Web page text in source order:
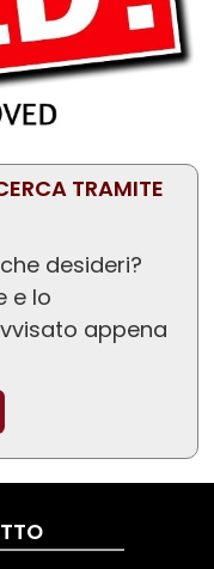
TRAMITE
desideri?
e lo
appena